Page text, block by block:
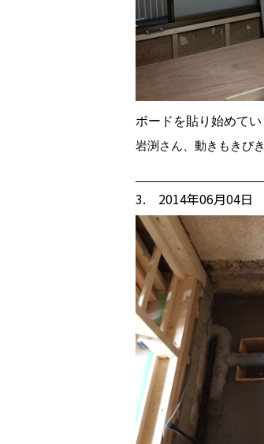
ボードを貼り始めてい
岩渕さん、動きもきび
3. 2014年06月04日